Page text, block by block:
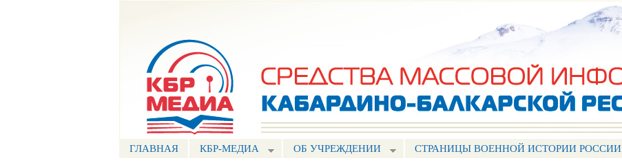
ГЛАВНАЯ КБР-МЕДИА ОБ УЧРЕЖДЕНИИ СТРАНИЦЫ ВОЕННОЙ ИСТОРИИ РОССИИ